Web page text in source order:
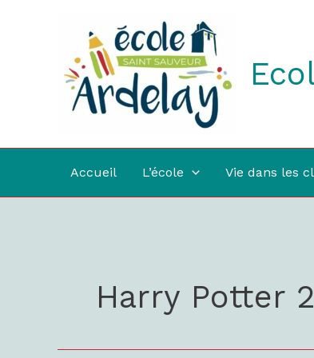
Accueil L’école Vie dans les
Harry Potter